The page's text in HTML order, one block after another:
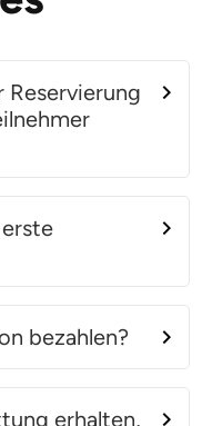
Reservierung
bezahlen?
erhalten,